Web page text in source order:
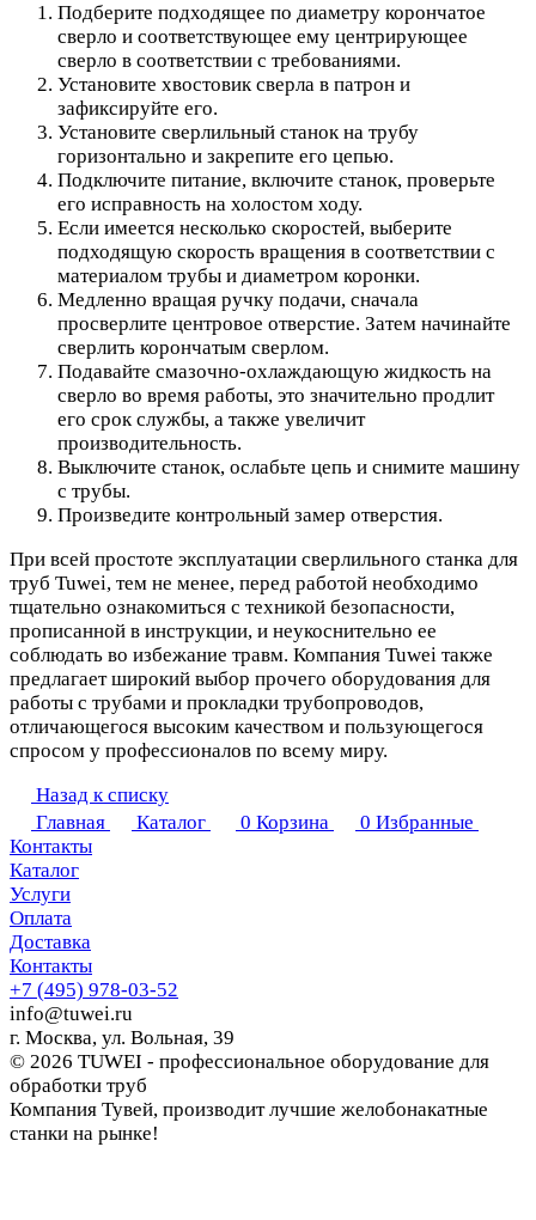
Подберите подходящее по диаметру корончатое
сверло и соответствующее ему центрирующее
сверло в соответствии с требованиями.
Установите хвостовик сверла в патрон и
зафиксируйте его.
Установите сверлильный станок на трубу
горизонтально и закрепите его цепью.
Подключите питание, включите станок, проверьте
его исправность на холостом ходу.
Если имеется несколько скоростей, выберите
подходящую скорость вращения в соответствии с
материалом трубы и диаметром коронки.
Медленно вращая ручку подачи, сначала
просверлите центровое отверстие. Затем начинайте
сверлить корончатым сверлом.
Подавайте смазочно-охлаждающую жидкость на
сверло во время работы, это значительно продлит
его срок службы, а также увеличит
производительность.
Выключите станок, ослабьте цепь и снимите машину
с трубы.
Произведите контрольный замер отверстия.
При всей простоте эксплуатации сверлильного станка для
труб Tuwei, тем не менее, перед работой необходимо
тщательно ознакомиться с техникой безопасности,
прописанной в инструкции, и неукоснительно ее
соблюдать во избежание травм. Компания Tuwei также
предлагает широкий выбор прочего оборудования для
работы с трубами и прокладки трубопроводов,
отличающегося высоким качеством и пользующегося
спросом у профессионалов по всему миру.
Назад к списку
Главная
Каталог 0 Корзина 0 Избранные
Контакты
Каталог
Услуги
Оплата
Доставка
Контакты
+7 (495) 978-03-52
info@tuwei.ru
г. Москва, ул. Вольная, 39
© 2026 TUWEI - профессиональное оборудование для
обработки труб
Компания Тувей, производит лучшие желобонакатные
станки на рынке!